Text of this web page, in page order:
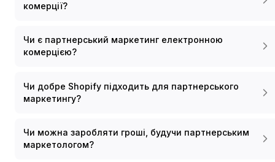
комерції?
Чи є партнерський маркетинг електронною
комерцією?
Чи добре Shopify підходить для партнерського
маркетингу?
Чи можна заробляти гроші, будучи партнерським
маркетологом?